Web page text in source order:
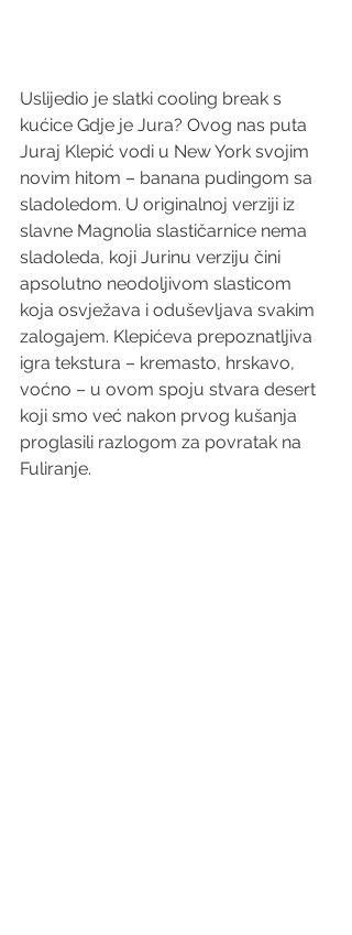
Uslijedio je slatki cooling break s
kućice Gdje je Jura? Ovog nas puta
Juraj Klepić vodi u New York svojim
novim hitom – banana pudingom sa
sladoledom. U originalnoj verziji iz
slavne Magnolia slastičarnice nema
sladoleda, koji Jurinu verziju čini
apsolutno neodoljivom slasticom
koja osvježava i oduševljava svakim
zalogajem. Klepićeva prepoznatljiva
igra tekstura – kremasto, hrskavo,
voćno – u ovom spoju stvara desert
koji smo već nakon prvog kušanja
proglasili razlogom za povratak na
Fuliranje.